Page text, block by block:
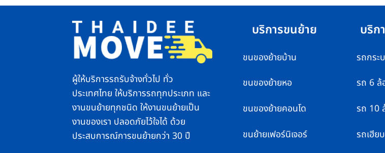
ผู้ให้บริการรถรับจ้างทั่วไป ทั่ว
ประเทศไทย ให้บริการรถทุกประเภท และ
งานขนย้ายทุกชนิด ให้งานขนย้ายเป็น
งานของเรา ปลอดภัยไว้ใจได้ ด้วย
ประสบการณ์การขนย้ายกว่า 30 ปี
บริการขนย้าย
ขนของย้ายบ้าน
ขนของย้ายหอ
ขนของย้ายคอนโด
ขนย้ายเฟอร์นิเจอร์
บริก
รถกระ
รถ 6 ล้
รถ 10
รถเฮีย